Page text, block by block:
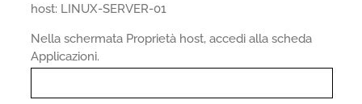
host: LINUX-SERVER-01
Nella schermata Proprietà host, accedi alla scheda
Applicazioni.